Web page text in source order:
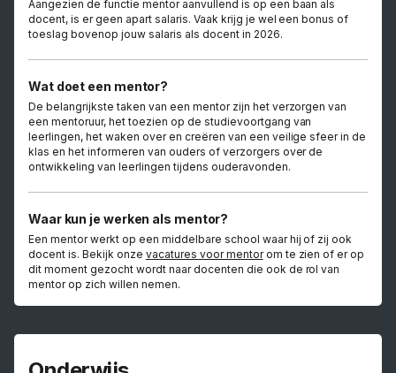
Aangezien de functie mentor aanvullend is op een baan als
docent, is er geen apart salaris. Vaak krijg je wel een bonus of
toeslag bovenop jouw salaris als docent in 2026.
Wat doet een mentor?
De belangrijkste taken van een mentor zijn het verzorgen van
een mentoruur, het toezien op de studievoortgang van
leerlingen, het waken over en creëren van een veilige sfeer in de
klas en het informeren van ouders of verzorgers over de
ontwikkeling van leerlingen tijdens ouderavonden.
Waar kun je werken als mentor?
Een mentor werkt op een middelbare school waar hij of zij ook
docent is. Bekijk onze vacatures voor mentorom te zien of er op
dit moment gezocht wordt naar docenten die ook de rol van
mentor op zich willen nemen.